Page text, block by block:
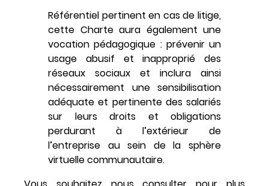
Référentiel pertinent en cas de litige,
cette Charte aura également une
vocation pédagogique : prévenir un
usage abusif et inapproprié des
réseaux sociaux et inclura ainsi
nécessairement une sensibilisation
adéquate et pertinente des salariés
sur leurs droits et obligations
perdurant à l’extérieur de
l’entreprise au sein de la sphère
virtuelle communautaire.